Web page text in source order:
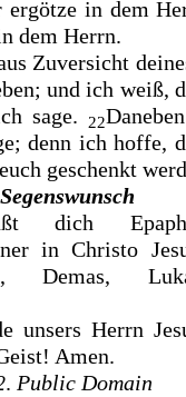
in dem
dem Herrn.
Zuversicht
und ich weiß,
sage.
22
denn ich hoffe,
euch geschenkt
dich
in Christo
Demas,
unsers Herrn
Amen.
.Public Domain